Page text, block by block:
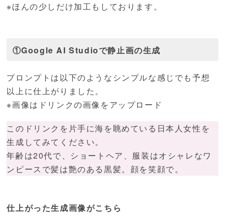
※ほんの少しだけ加工もしております。
①Google AI Studioで静止画の生成
プロンプトは以下のようなシンプルな感じでも予想
以上に仕上がりました。
※画像はドリンクの画像をアップロード
このドリンクを片手に海を眺めている日本人女性を
生成してみてください。
年齢は20代で、ショートヘア、服装はオシャレなワ
ンピースで髪は艶のある黒髪。顔を笑顔で。
仕上がった生成画像がこちら